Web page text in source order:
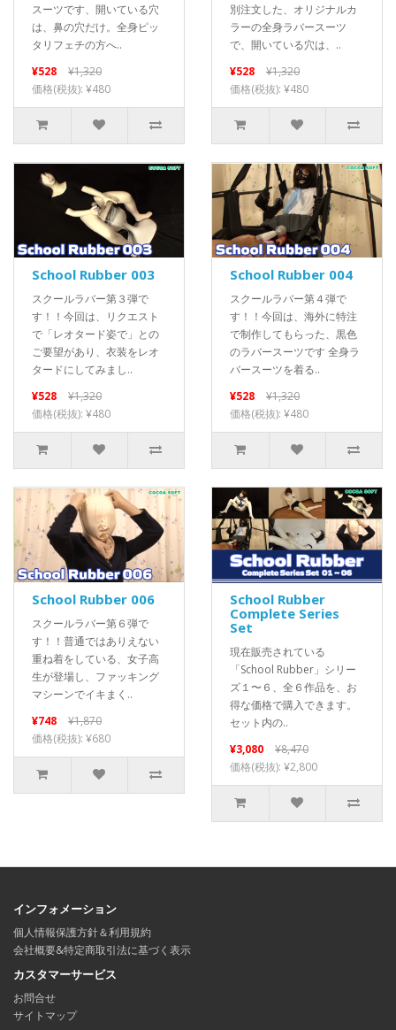
スーツです、開いている穴
は、鼻の穴だけ。全身ピッ
タリフェチの方へ..
¥528
¥1,320
価格(税抜): ¥480
別注文した、オリジナルカ
ラーの全身ラバースーツ
で、開いている穴は、..
¥528
¥1,320
価格(税抜): ¥480
School Rubber 003
スクールラバー第３弾で
す！！今回は、リクエスト
で「レオタード姿で」との
ご要望があり、衣装をレオ
タードにしてみまし..
¥528
¥1,320
価格(税抜): ¥480
School Rubber 004
スクールラバー第４弾で
す！！今回は、海外に特注
で制作してもらった、黒色
のラバースーツです 全身ラ
バースーツを着る..
¥528
¥1,320
価格(税抜): ¥480
School Rubber 006
スクールラバー第６弾で
す！！普通ではありえない
重ね着をしている、女子高
生が登場し、ファッキング
マシーンでイキまく..
¥748
¥1,870
価格(税抜): ¥680
School Rubber
Complete Series
Set
現在販売されている
「School Rubber」シリー
ズ１〜６、全６作品を、お
得な価格で購入できます。
セット内の..
¥3,080
¥8,470
価格(税抜): ¥2,800
インフォメーション
個人情報保護方針＆利用規約
会社概要&特定商取引法に基づく表示
カスタマーサービス
お問合せ
サイトマップ